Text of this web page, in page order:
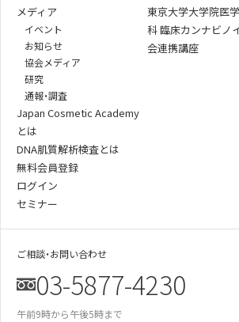
メディア
イベント
お知らせ
協会メディア
研究
通報・調査
Japan Cosmetic Academy
とは
DNA肌質解析検査とは
無料会員登録
ログイン
セミナー
東京大学大学院医
科 臨床カンナビノ
会連携講座
ご相談・お問い合わせ
03-5877-4230
午前9時から午後5時まで